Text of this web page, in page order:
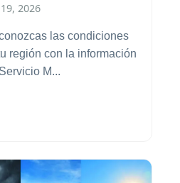
2026
las condiciones
región con la información
M...